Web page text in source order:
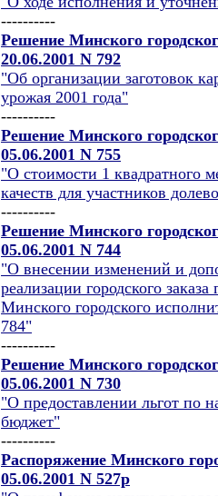
----------
Решение Минского
20.06.2001 N 792
"Об организации заготовок
урожая 2001 года"
----------
Решение Минского
05.06.2001 N 755
"О стоимости 1 квадратного
качеств для участников
----------
Решение Минского
05.06.2001 N 744
"О внесении изменений и
реализации городского
Минского городского
784"
----------
Решение Минского
05.06.2001 N 730
"О предоставлении льгот по
бюджет"
----------
Распоряжение Минского
05.06.2001 N 527р